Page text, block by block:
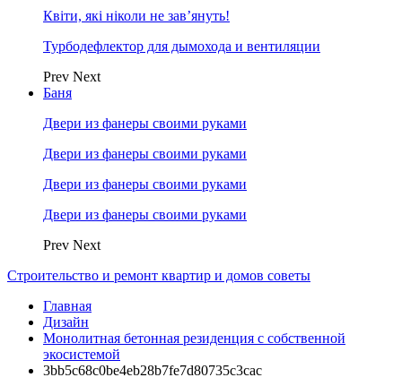
Квіти, які ніколи не зав’януть!
Турбодефлектор для дымохода и вентиляции
Prev Next
Баня
Двери из фанеры своими руками
Двери из фанеры своими руками
Двери из фанеры своими руками
Двери из фанеры своими руками
Prev Next
Строительство и ремонт квартир и домов советы
Главная
Дизайн
Монолитная бетонная резиденция с собственной
экосистемой
3bb5c68c0be4eb28b7fe7d80735c3cac